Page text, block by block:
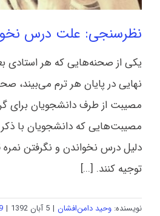
نظرسنجی: علت درس
یکی از صحنه‌هایی که هر استادی
نهایی در پایان هر ترم می‌بیند،
مصیبت از طرف دانشجویان برای
مصیبت‌هایی که دانشجویان با
دلیل درس نخواندن و نگرفتن نمره
توجیه کنند. [...]
نویسنده: وحید دامن‌افشان | 5 آبان 1392 |